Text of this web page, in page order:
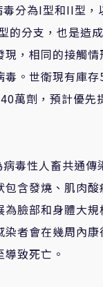
分為I型和II型，
的分支，也是造
現，相同的接觸
毒。世衛現有庫
萬劑，預計優先
毒性人畜共通傳
包含發燒、肌肉
為臉部和身體大
染者會在幾周內
致死亡。